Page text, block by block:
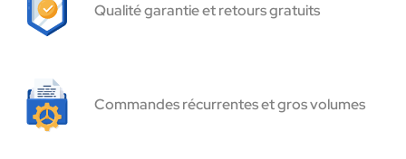
Qualité garantie et retours gratuits
Commandes récurrentes et gros volumes